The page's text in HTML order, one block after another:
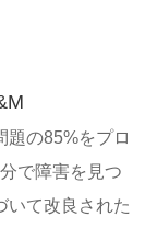
題の85%をプロ
で障害を見つ
いて改良された